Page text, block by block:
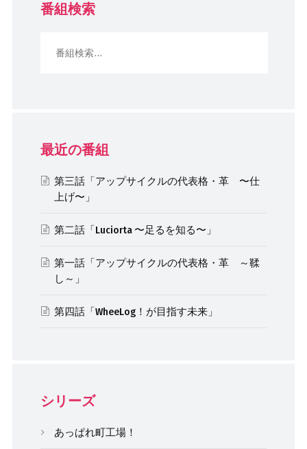
番組検索
最近の番組
第三話「アップサイクルの代表格・革 〜仕
上げ〜」
第二話「Luciorta 〜足るを知る〜」
第一話「アップサイクルの代表格・革 ～鞣
し～」
第四話「WheeLog！が目指す未来」
シリーズ
あっぱれ町工場！